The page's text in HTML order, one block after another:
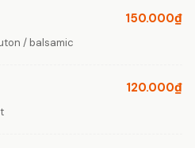
/ balsamic
150.000₫
120.000₫